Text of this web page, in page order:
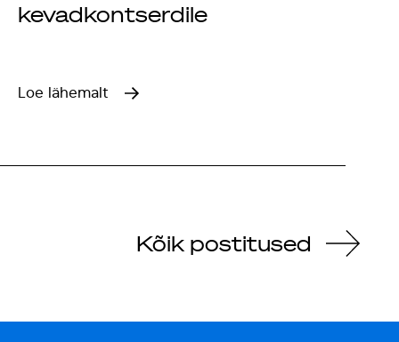
kevadkontserdile
Loe lähemalt
Kõik postitused